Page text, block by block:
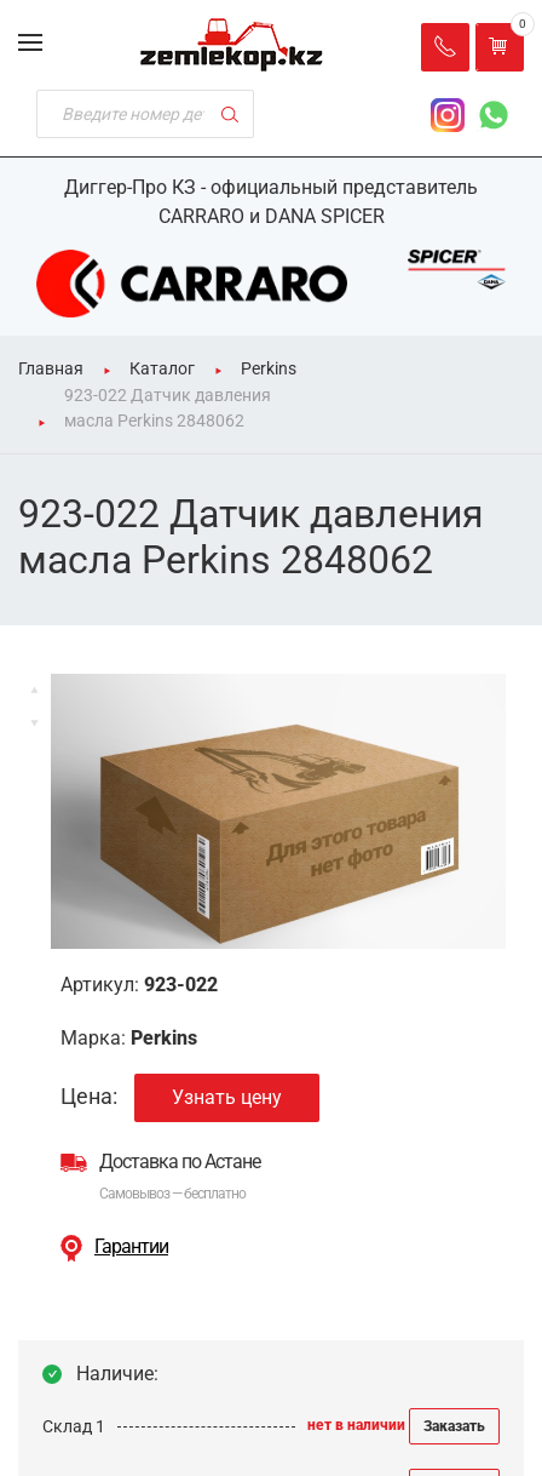
Диггер-Про КЗ - официальный представитель
CARRARO и DANA SPICER
0
Главная Каталог
Perkins
923-022 Датчик давления
масла Perkins 2848062
923-022 Датчик давления
масла Perkins 2848062
Артикул: 923-022
Марка: Perkins
Цена: Узнать цену
Доставка по Астане
Самовывоз — бесплатно
Гарантии
Наличие:
Склад 1 нет в наличии Заказать